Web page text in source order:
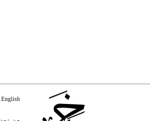
English